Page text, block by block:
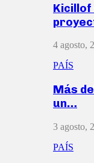
Kicillof
4 agosto,
PAÍS
Más
un…
3 agosto,
PAÍS